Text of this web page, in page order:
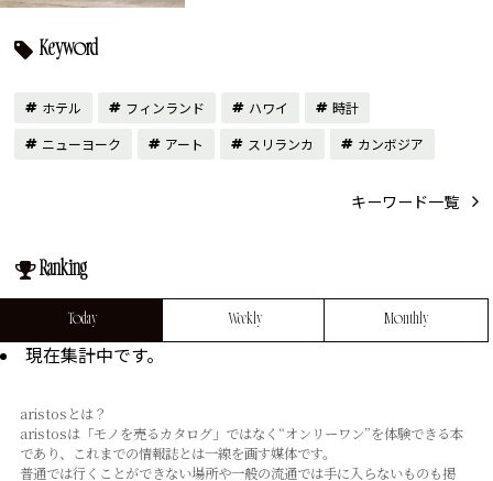
Keyword
ホテル フィンランド ハワイ
時計
ニューヨーク
アート スリランカ カンボジア
キーワード一覧
Ranking
Today Weekly Monthly
現在集計中です。
aristosとは？
aristosは「モノを売るカタログ」ではなく“オンリーワン”を体験できる本
であり、これまでの情報誌とは⼀線を画す媒体です。
普通では⾏くことができない場所や⼀般の流通では⼿に⼊らないものも掲